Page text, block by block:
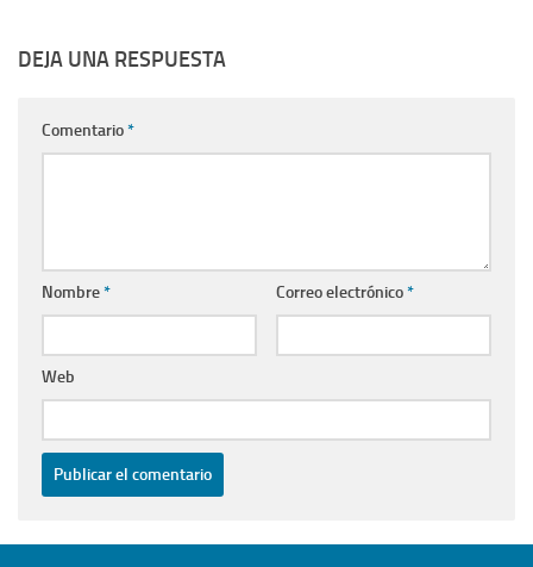
DEJA UNA RESPUESTA
Comentario*
Nombre* Correo electrónico*
Web